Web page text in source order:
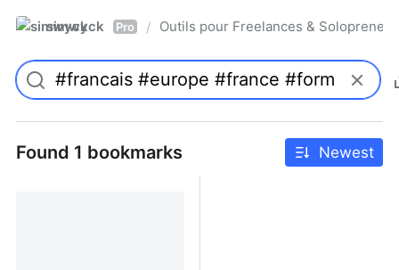
simwyck Pro / Outils pour Freelances &
Found 1 bookmarks Newest